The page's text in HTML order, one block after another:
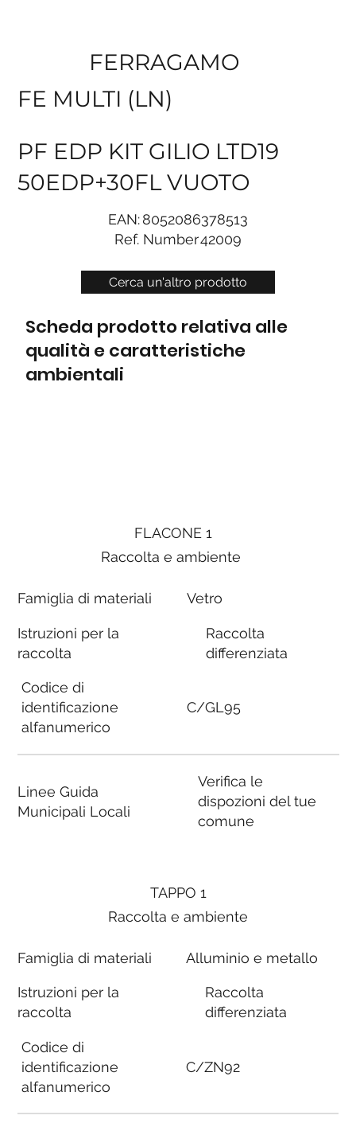
Cerca un'altro prodotto
FERRAGAMO
FE MULTI (LN)
PF EDP KIT GILIO LTD19
50EDP+30FL VUOTO
EAN:8052086378513
Ref. Number42009
Scheda prodotto relativa alle
qualità e caratteristiche
ambientali
FLACONE 1
Raccolta e ambiente
Famiglia di materiali
Istruzioni per la
raccolta
Codice di
identificazione
alfanumerico
Linee Guida
Municipali Locali
Vetro
Raccolta
differenziata
C/GL95
Verifica le
dispozioni del tue
comune
TAPPO 1
Raccolta e ambiente
Famiglia di materiali
Istruzioni per la
raccolta
Codice di
identificazione
alfanumerico
Alluminio e metallo
Raccolta
differenziata
C/ZN92